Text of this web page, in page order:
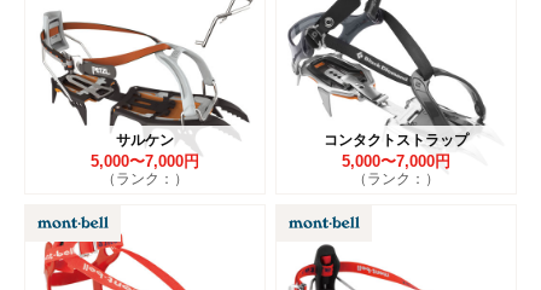
サルケン
5,000〜7,000円
（ランク：）
コンタクトストラップ
5,000〜7,000円
（ランク：）